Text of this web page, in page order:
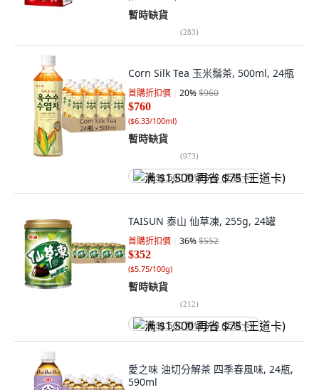
暫時缺貨
(283)
Corn Silk Tea 玉米鬚茶, 500ml, 24瓶
首購折扣價 20%$960
$760
($6.33/100ml)
暫時缺貨
(973)
满 $1,500 再省 $75 (王道卡)
TAISUN 泰山 仙草凍, 255g, 24罐
首購折扣價 36%$552
$352
($5.75/100g)
暫時缺貨
(212)
满 $1,500 再省 $75 (王道卡)
愛之味 油切分解茶 四季春風味, 24瓶,
590ml